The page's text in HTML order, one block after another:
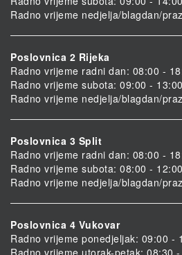
Radno vrijeme nedjelja/blagdan/
Poslovnica 2 Rijeka
Radno vrijeme radni dan: 08:00 -
Radno vrijeme subota: 09:00 - 13:00
Radno vrijeme nedjelja/blagdan/
Poslovnica 3 Split
Radno vrijeme radni dan: 08:00 -
Radno vrijeme subota: 08:00 - 12:00
Radno vrijeme nedjelja/blagdan/
Poslovnica 4 Vukovar
Radno vrijeme ponedjeljak: 09:00 -
Radno vrijeme utorak-petak: 08:30